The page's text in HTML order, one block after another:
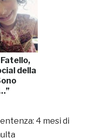
della
4 mesi di